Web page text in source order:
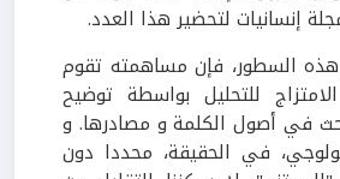
إنسانيات لتحضير هذا العدد.
السطور، فإن مساهمته تقوم
للتحليل بواسطة توضيح
في أصول الكلمة و مصادرها. و
في الحقيقة، محددا دون